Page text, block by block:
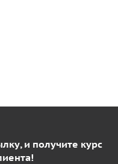
и получите курс